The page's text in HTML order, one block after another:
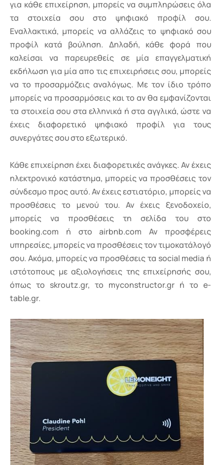
για κάθε επιχείρηση, μπορείς να συμπληρώσεις όλα
τα στοιχεία σου στο ψηφιακό προφίλ σου.
Εναλλακτικά, μπορείς να αλλάζεις το ψηφιακό σου
προφίλ κατά βούληση. Δηλαδή, κάθε φορά που
καλείσαι να παρευρεθείς σε μία επαγγελματική
εκδήλωση για μία απο τις επιχειρήσεις σου, μπορείς
να το προσαρμόζεις αναλόγως. Με τον ίδιο τρόπο
μπορείς να προσαρμόσεις και το αν θα εμφανίζονται
τα στοιχεία σου στα ελληνικά ή στα αγγλικά, ώστε να
έχεις διαφορετικό ψηφιακό προφίλ για τους
συνεργάτες σου στο εξωτερικό.
Κάθε επιχείρηση έχει διαφορετικές ανάγκες. Αν έχεις
ηλεκτρονικό κατάστημα, μπορείς να προσθέσεις τον
σύνδεσμο προς αυτό. Αν έχεις εστιατόριο, μπορείς να
προσθέσεις το μενού του. Αν έχεις ξενοδοχείο,
μπορείς να προσθέσεις τη σελίδα του στο
booking.com ή στο airbnb.com Αν προσφέρεις
υπηρεσίες, μπορείς να προσθέσεις τον τιμοκατάλογό
σου. Ακόμα, μπορείς να προσθέσεις τα social media ή
ιστότοπους με αξιολογήσεις της επιχείρησής σου,
όπως το skroutz.gr, το myconstructor.gr ή το e-
table.gr.